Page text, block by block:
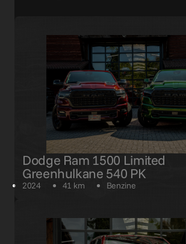
Dodge Ram 1500 Limited
Greenhulkane 540 PK
2024 41 km Benzine